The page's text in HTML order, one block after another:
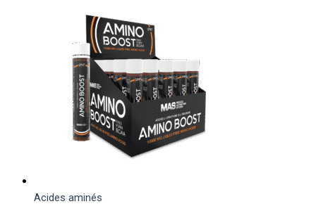
Acides aminés